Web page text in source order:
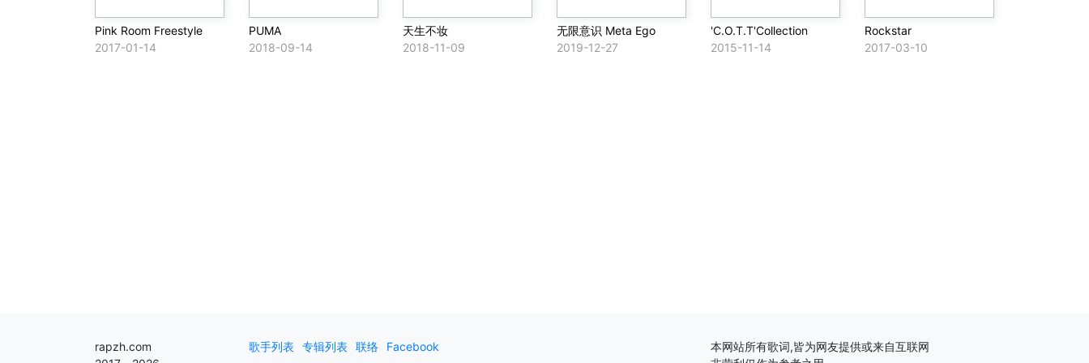
Pink Room Freestyle
2017-01-14
PUMA
2018-09-14
天生不妆
2018-11-09
无限意识 Meta Ego
2019-12-27
'C.O.T.T'Collection
2015-11-14
Rockstar
2017-03-10
rapzh.com
歌手列表 专辑列表 联络 Facebook
本网站所有歌词,皆为网友提供或来自互联网